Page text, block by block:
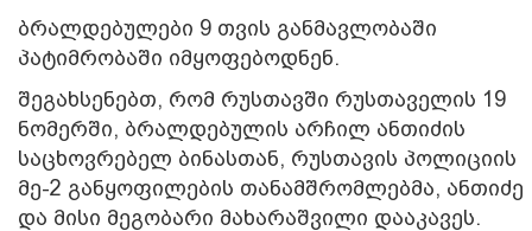
ბრალდებულები 9 თვის განმავლობაში
პატიმრობაში იმყოფებოდნენ.
შეგახსენებთ, რომ რუსთავში რუსთაველის 19
ნომერში, ბრალდებულის არჩილ ანთიძის
საცხოვრებელ ბინასთან, რუსთავის პოლიციის
მე-2 განყოფილების თანამშრომლებმა, ანთიძე
და მისი მეგობარი მახარაშვილი დააკავეს.